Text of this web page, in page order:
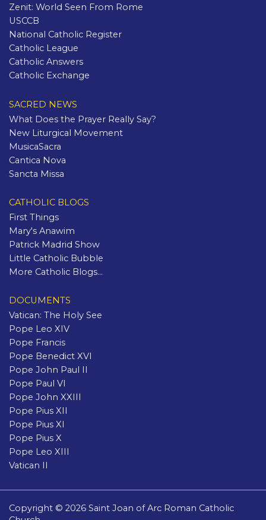
Zenit: World Seen From Rome
USCCB
National Catholic Register
Catholic League
Catholic Answers
Catholic Exchange
SACRED NEWS
What Does the Prayer Really Say?
New Liturgical Movement
MusicaSacra
Cantica Nova
Sancta Missa
CATHOLIC BLOGS
First Things
Mary's Anawim
Patrick Madrid Show
Little Catholic Bubble
More Catholic Blogs...
DOCUMENTS
Vatican: The Holy See
Pope Leo XIV
Pope Francis
Pope Benedict XVI
Pope John Paul II
Pope Paul VI
Pope John XXIII
Pope Pius XII
Pope Pius XI
Pope Pius X
Pope Leo XIII
Vatican II
Copyright © 2026 Saint Joan of Arc Roman Catholic